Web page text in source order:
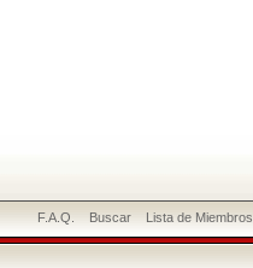
F.A.Q. Buscar Lista de Miembros